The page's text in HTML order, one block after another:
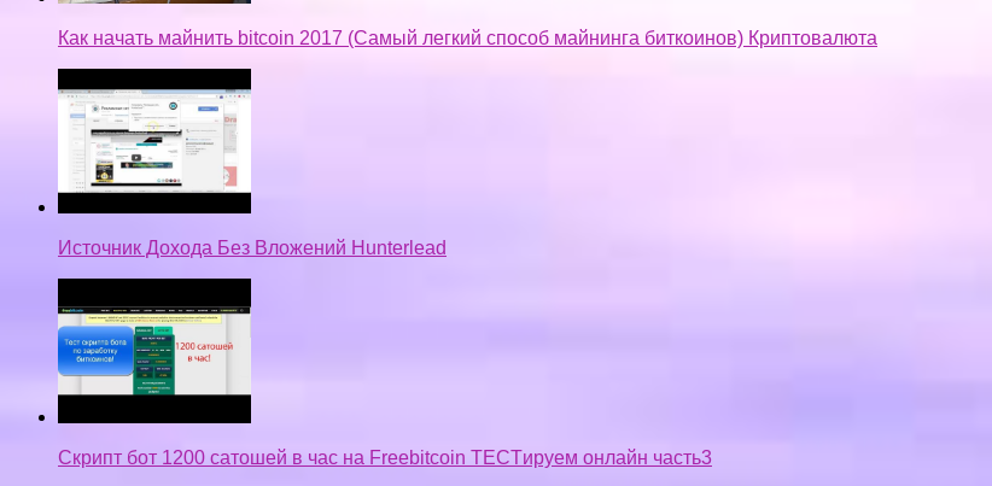
Как начать майнить bitcoin 2017 (Самый легкий способ майнинга биткоинов) Криптовалюта
Источник Дохода Без Вложений Hunterlead
Скрипт бот 1200 сатошей в час на Freebitcoin TECTируем онлайн часть3